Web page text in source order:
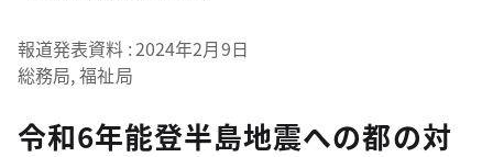
報道発表資料 2024年2月9日
総務局, 福祉局
令和6年能登半島地震への都の対